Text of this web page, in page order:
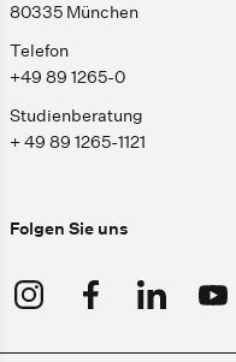
80335 München
Telefon
+49 89 1265-0
Studienberatung
+ 49 89 1265-1121
Folgen Sie uns